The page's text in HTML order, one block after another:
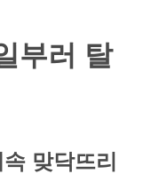
부러 탈
맞닥뜨리